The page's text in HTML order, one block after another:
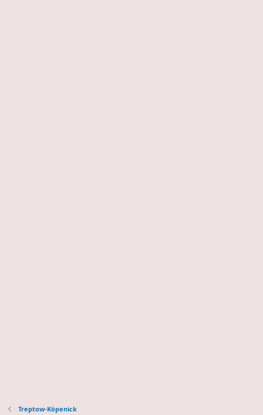
Treptow-Köpenick